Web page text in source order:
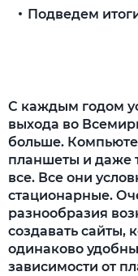
С каждым годом
выхода во
больше.
планшеты и даже
все. Все они
стационарные.
разнообразия
создавать сайты,
одинаково
зависимости от
Подведем